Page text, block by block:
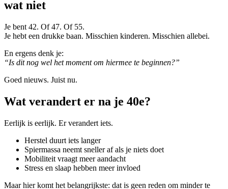
wat niet
Je bent 42. Of 47. Of 55.
Je hebt een drukke baan. Misschien kinderen. Misschien allebei.
En ergens denk je:
“Is dit nog wel het moment om hiermee te beginnen?”
Goed nieuws. Juist nu.
Wat verandert er na je 40e?
Eerlijk is eerlijk. Er verandert iets.
Herstel duurt iets langer
Spiermassa neemt sneller af als je niets doet
Mobiliteit vraagt meer aandacht
Stress en slaap hebben meer invloed
Maar hier komt het belangrijkste: dat is geen reden om minder te